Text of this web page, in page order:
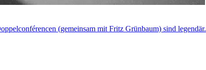
(gemeinsam mit Fritz Grünbaum) sind legendär.